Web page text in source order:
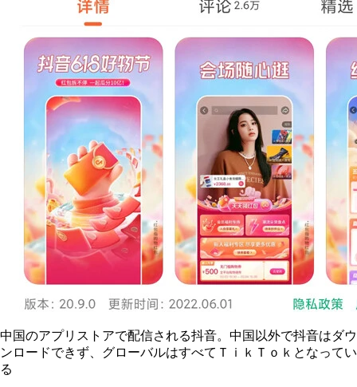
中国のアプリストアで配信される抖音。中国以外で抖音はダウ
ンロードできず、グローバルはすべてＴｉｋＴｏｋとなってい
る